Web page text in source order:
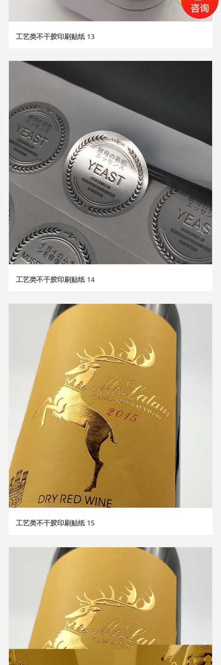
工艺类不干胶印刷贴纸 13
工艺类不干胶印刷贴纸 14
工艺类不干胶印刷贴纸 15